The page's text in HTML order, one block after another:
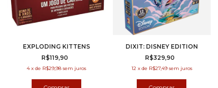
EXPLODING KITTENS
R$119,90
4 x de R$29,98 sem juros
DIXIT: DISNEY EDITION
R$329,90
12 x de R$27,49 sem juros